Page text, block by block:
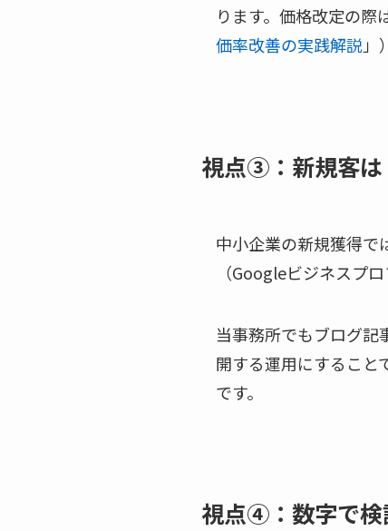
ります。価格改定の
価率改善の実践解説」
視点③：新規客は
中小企業の新規獲得で
（Googleビジネスプ
当事務所でもブログ記
開する運用にすること
です。
視点④：数字で検